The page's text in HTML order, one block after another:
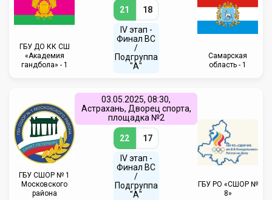
ГБУ ДО КК СШ
«Академия
гандбола» - 1
21 18
IV этап -
Финал ВС
/
Подгруппа
"А"
Самарская
область - 1
ГБУ СШОР № 1
Московского
района
03.05.2025, 08:30,
Астрахань, Дворец спорта,
площадка №2
22 17
IV этап -
Финал ВС
/
Подгруппа
"А"
ГБУ РО «СШОР №
8»